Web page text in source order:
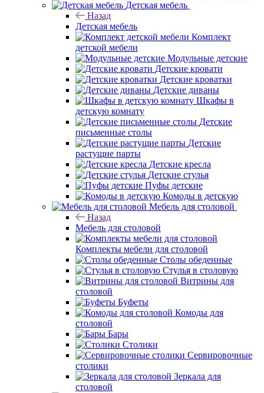
Детская мебель
Назад
Детская мебель
Комплект
детской мебели
Модульные детские
Детские кровати
Детские кроватки
Детские диваны
Шкафы в
детскую комнату
Детские
письменные столы
Детские
растущие парты
Детские кресла
Детские стулья
Пуфы детские
Комоды в детскую
Мебель для столовой
Назад
Мебель для столовой
Комплекты мебели для столовой
Столы обеденные
Стулья в столовую
Витрины для
столовой
Буфеты
Комоды для
столовой
Бары
Столики
Сервировочные
столики
Зеркала для
столовой